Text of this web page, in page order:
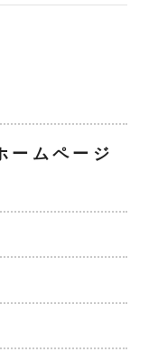
ームページ